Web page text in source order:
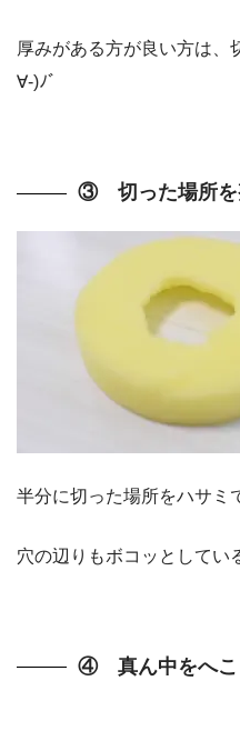
厚みがある方が良い方は、
∀-)ﾉﾞ
③ 切った場所を
半分に切った場所をハサミ
穴の辺りもボコッとしてい
④ 真ん中をへこ